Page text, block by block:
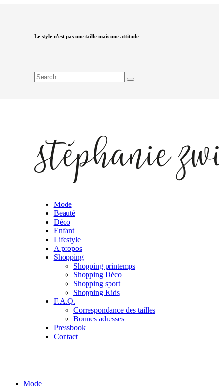
Le style n'est pas une taille mais une attitude
Mode
Beauté
Déco
Enfant
Lifestyle
A propos
Shopping
Shopping printemps
Shopping Déco
Shopping sport
Shopping Kids
F.A.Q.
Correspondance des tailles
Bonnes adresses
Pressbook
Contact
Mode